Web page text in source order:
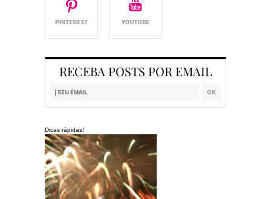
RECEBA POSTS POR EMAIL
Dicas rápidas!